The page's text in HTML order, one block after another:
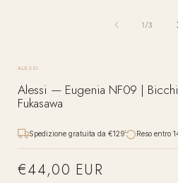
modale
1/su
3
ALESSI
Alessi — Eugenia NF09 |
Fukasawa
Spedizione gratuita da €129 Reso entro
Prezzo
€44,00 EUR